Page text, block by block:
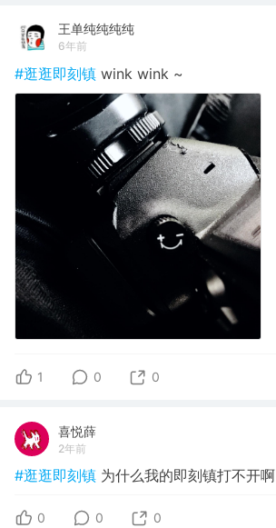
王单纯纯纯纯
6年前
#逛逛即刻镇 wink wink ~
1 0 0
喜悦薛
2年前
#逛逛即刻镇 为什么我的即刻镇打不开啊
0 0 0